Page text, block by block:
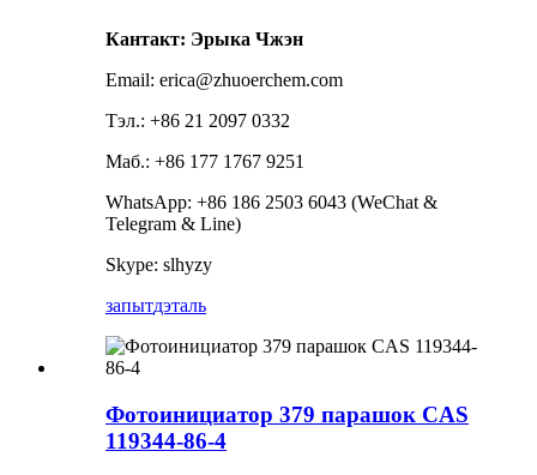
Кантакт: Эрыка Чжэн
Email: erica@zhuoerchem.com
Тэл.: +86 21 2097 0332
Маб.: +86 177 1767 9251
WhatsApp: +86 186 2503 6043 (WeChat &
Telegram & Line)
Skype: slhyzy
запытдэталь
Фотоинициатор 379 парашок CAS
119344-86-4